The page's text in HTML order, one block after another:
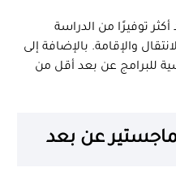
توفيرًا من الدراسة
والإقامة. بالإضافة إلى
للبرامج عن بعد أقل من
عن بعد